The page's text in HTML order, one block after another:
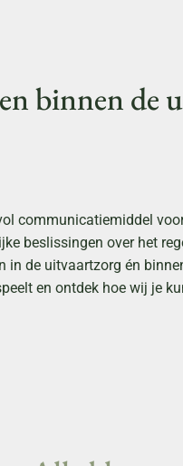
binnen de
communicatiemiddel
beslissingen over het
de uitvaartzorg én
en ontdek hoe wij je